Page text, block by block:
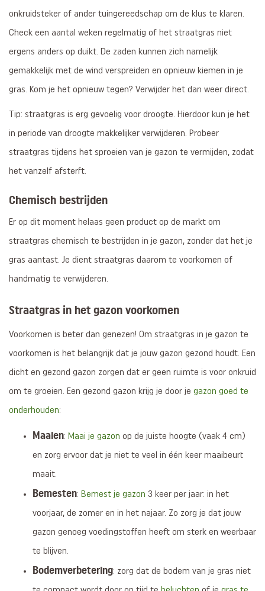
onkruidsteker of ander tuingereedschap om de klus te klaren.
Check een aantal weken regelmatig of het straatgras niet
ergens anders op duikt. De zaden kunnen zich namelijk
gemakkelijk met de wind verspreiden en opnieuw kiemen in je
gras. Kom je het opnieuw tegen? Verwijder het dan weer direct.
Tip: straatgras is erg gevoelig voor droogte. Hierdoor kun je het
in periode van droogte makkelijker verwijderen. Probeer
straatgras tijdens het sproeien van je gazon te vermijden, zodat
het vanzelf afsterft.
Chemisch bestrijden
Er op dit moment helaas geen product op de markt om
straatgras chemisch te bestrijden in je gazon, zonder dat het je
gras aantast. Je dient straatgras daarom te voorkomen of
handmatig te verwijderen.
Straatgras in het gazon voorkomen
Voorkomen is beter dan genezen! Om straatgras in je gazon te
voorkomen is het belangrijk dat je jouw gazon gezond houdt. Een
dicht en gezond gazon zorgen dat er geen ruimte is voor onkruid
om te groeien. Een gezond gazon krijg je door je gazon goed te
onderhouden:
Maaien: Maai je gazon op de juiste hoogte (vaak 4 cm)
en zorg ervoor dat je niet te veel in één keer maaibeurt
maait.
Bemesten: Bemest je gazon 3 keer per jaar: in het
voorjaar, de zomer en in het najaar. Zo zorg je dat jouw
gazon genoeg voedingstoffen heeft om sterk en weerbaar
te blijven.
Bodemverbetering: zorg dat de bodem van je gras niet